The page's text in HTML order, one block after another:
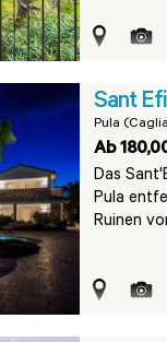
Sant
Pula
Ab
Das
Pula
Ruinen